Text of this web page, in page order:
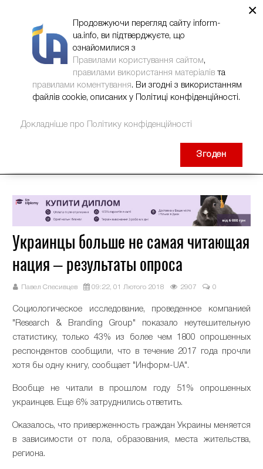
Украинцы больше не самая читающая
нация – результаты опроса
Павел Спесивцев 09:22, 01 Лютого 2018 2907 0
Социологическое исследование, проведенное компанией
"Research & Branding Group" показало неутешительную
статистику, только 43% из более чем 1800 опрошенных
респондентов сообщили, что в течение 2017 года прочли
хотя бы одну книгу, сообщает "Информ-UA".
Вообще не читали в прошлом году 51% опрошенных
украинцев. Еще 6% затруднились ответить.
Оказалось, что приверженность граждан Украины меняется
в зависимости от пола, образования, места жительства,
региона.
×
Продовжуючи перегляд сайту inform-
ua.info, ви підтверджуєте, що
ознайомилися з
Правилами користування сайтом,
правилами використання матеріалів та
правилами коментування. Ви згодні з використанням
файлів cookie, описаних у Політиці конфіденційності.
Докладніше про Політику конфіденційності
Згоден